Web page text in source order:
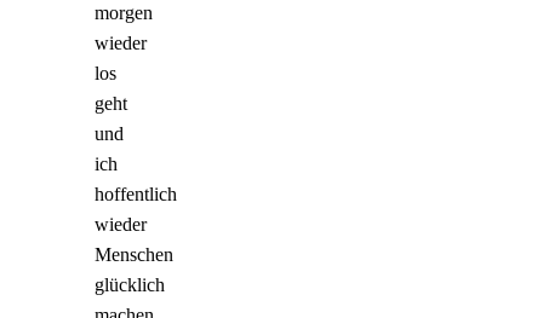
morgen
wieder
los
geht
und
ich
hoffentlich
wieder
Menschen
glücklich